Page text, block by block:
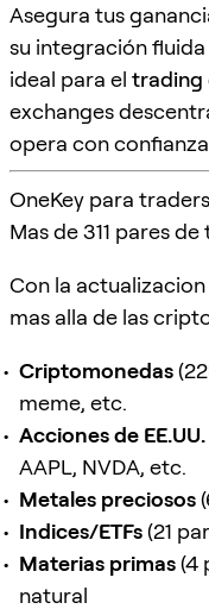
Asegura tus
su integración
ideal para el trading
exchanges
opera con
OneKey para
Mas de 311 pares
Con la actualizacion
mas alla de las
Criptomonedas
meme, etc.
Acciones de
AAPL, NVDA, etc.
Metales preciosos
Indices/ETFs(21
Materias primas(4
natural